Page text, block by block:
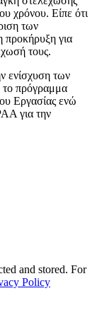
χρόνου. Είπε ότι
των
προκήρυξη για
τους.
ενίσχυση των
πρόγραμμα
Εργασίας ενώ
για την
and stored. For
Policy